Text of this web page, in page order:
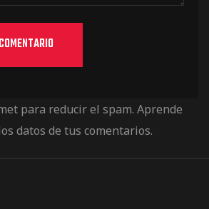
para reducir el spam. Aprende
datos de tus comentarios.